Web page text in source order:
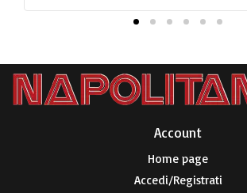
Account​
Home page
Accedi/Registrati